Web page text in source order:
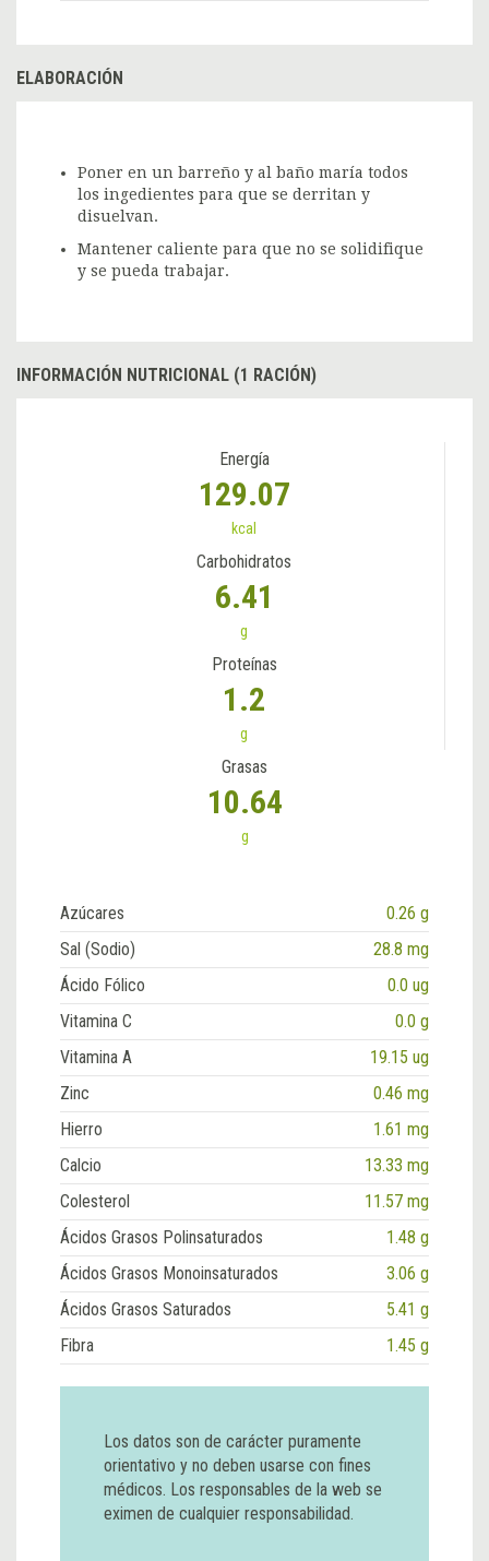
ELABORACIÓN
Poner en un barreño y al baño maría todos
los ingedientes para que se derritan y
disuelvan.
Mantener caliente para que no se solidifique
y se pueda trabajar.
INFORMACIÓN NUTRICIONAL (1 RACIÓN)
Energía
129.07
kcal
Carbohidratos
6.41
g
Proteínas
1.2
g
Grasas
10.64
g
Azúcares
0.26 g
Sal (Sodio)
28.8 mg
Ácido Fólico
0.0 ug
Vitamina C
0.0 g
Vitamina A
19.15 ug
Zinc
0.46 mg
Hierro
1.61 mg
Calcio
13.33 mg
Colesterol
11.57 mg
Ácidos Grasos Polinsaturados
1.48 g
Ácidos Grasos Monoinsaturados
3.06 g
Ácidos Grasos Saturados
5.41 g
Fibra
1.45 g
Los datos son de carácter puramente
orientativo y no deben usarse con fines
médicos. Los responsables de la web se
eximen de cualquier responsabilidad.